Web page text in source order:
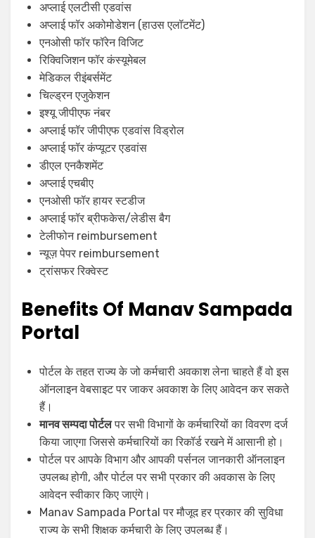
अप्लाई एलटीसी एडवांस
अप्लाई फॉर अकोमोडेशन (हाउस एलॉटमेंट)
एनओसी फॉर फॉरेन विजिट
रिक्विजिशन फॉर कंस्यूमेबल
मेडिकल रीइंबर्समेंट
चिल्ड्रन एजुकेशन
इश्यू जीपीएफ नंबर
अप्लाई फॉर जीपीएफ एडवांस विड्रोल
अप्लाई फॉर कंप्यूटर एडवांस
डीएल एनकैशमेंट
अप्लाई एचबीए
एनओसी फॉर हायर स्टडीज
अप्लाई फॉर ब्रीफकेस/लेडीस बैग
टेलीफोन reimbursement
न्यूज़ पेपर reimbursement
ट्रांसफर रिक्वेस्ट
Benefits Of Manav Sampada
Portal
पोर्टल के तहत राज्य के जो कर्मचारी अवकाश लेना चाहते हैं वो इस
ऑनलाइन वेबसाइट पर जाकर अवकाश के लिए आवेदन कर सकते
हैं।
मानव सम्पदा पोर्टलपर सभी विभागों के कर्मचारियों का विवरण दर्ज
किया जाएगा जिससे कर्मचारियों का रिकॉर्ड रखने में आसानी हो।
पोर्टल पर आपके विभाग और आपकी पर्सनल जानकारी ऑनलाइन
उपलब्ध होगी, और पोर्टल पर सभी प्रकार की अवकास के लिए
आवेदन स्वीकार किए जाएंगे।
Manav Sampada Portal पर मौजूद हर प्रकार की सुविधा
राज्य के सभी शिक्षक कर्मचारी के लिए उपलब्ध हैं।